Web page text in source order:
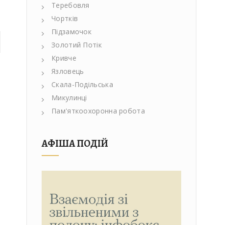
Теребовля
Чортків
Підзамочок
Золотий Потік
Кривче
Язловець
Скала-Подільська
Микулинці
Пам'яткоохоронна робота
АФІША ПОДІЙ